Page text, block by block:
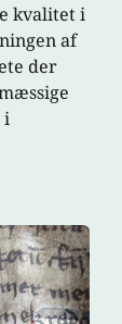
kvalitet i
af
der
i